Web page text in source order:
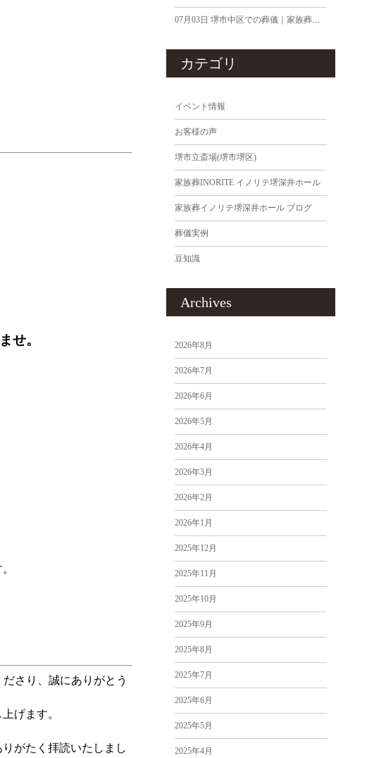
せ。
さり、誠にありがとう
げます。
がたく拝読いたしまし
07月03日 堺市中区での葬儀｜家族葬を執り行ったお客様の声 令和8年6月
カテゴリ
イベント情報
お客様の声
堺市立斎場(堺市堺区)
家族葬INORITE イノリテ堺深井ホール
家族葬イノリテ堺深井ホール ブログ
葬儀実例
豆知識
Archives
2026年8月
2026年7月
2026年6月
2026年5月
2026年4月
2026年3月
2026年2月
2026年1月
2025年12月
2025年11月
2025年10月
2025年9月
2025年8月
2025年7月
2025年6月
2025年5月
2025年4月